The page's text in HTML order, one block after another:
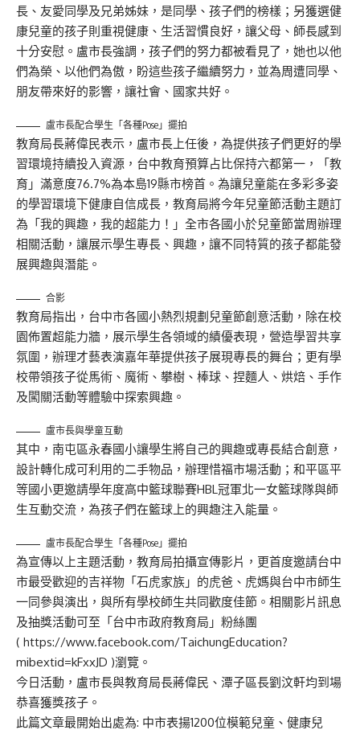
長、友愛同學及兄弟姊妹，是同學、孩子們的榜樣；另獲選健
康兒童的孩子則重視健康、生活習慣良好，讓父母、師長感到
十分安慰。盧市長強調，孩子們的努力都被看見了，她也以他
們為榮、以他們為傲，盼這些孩子繼續努力，並為周遭同學、
朋友帶來好的影響，讓社會、國家共好。
盧市長配合學生「各種Pose」擺拍
教育局長蔣偉民表示，盧市長上任後，為提供孩子們更好的學
習環境持續投入資源，台中教育預算占比保持六都第一，「教
育」滿意度76.7%為本島19縣市榜首。為讓兒童能在多彩多姿
的學習環境下健康自信成長，教育局將今年兒童節活動主題訂
為「我的興趣，我的超能力！」全市各國小於兒童節當周辦理
相關活動，讓展示學生專長、興趣，讓不同特質的孩子都能發
展興趣與潛能。
合影
教育局指出，台中市各國小熱烈規劃兒童節創意活動，除在校
園佈置超能力牆，展示學生各領域的績優表現，營造學習共享
氛圍，辦理才藝表演嘉年華提供孩子展現專長的舞台；更有學
校帶領孩子從馬術、魔術、攀樹、棒球、捏麵人、烘焙、手作
及闖關活動等體驗中探索興趣。
盧市長與學童互動
其中，南屯區永春國小讓學生將自己的興趣或專長結合創意，
設計轉化成可利用的二手物品，辦理惜福市場活動；和平區平
等國小更邀請學年度高中籃球聯賽HBL冠軍北一女籃球隊與師
生互動交流，為孩子們在籃球上的興趣注入能量。
盧市長配合學生「各種Pose」擺拍
為宣傳以上主題活動，教育局拍攝宣傳影片，更首度邀請台中
市最受歡迎的吉祥物「石虎家族」的虎爸、虎媽與台中市師生
一同參與演出，與所有學校師生共同歡度佳節。相關影片訊息
及抽獎活動可至「台中市政府教育局」粉絲團
( https://www.facebook.com/TaichungEducation?
mibextid=kFxxJD )瀏覽。
今日活動，盧市長與教育局長蔣偉民、潭子區長劉汶軒均到場
恭喜獲獎孩子。
此篇文章最開始出處為: 中市表揚1200位模範兒童、健康兒